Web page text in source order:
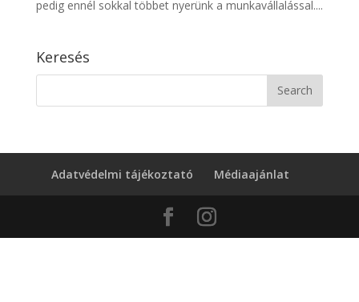
pedig ennél sokkal többet nyerünk a munkavállalással....
Keresés
Adatvédelmi tájékoztató Médiaajánlat